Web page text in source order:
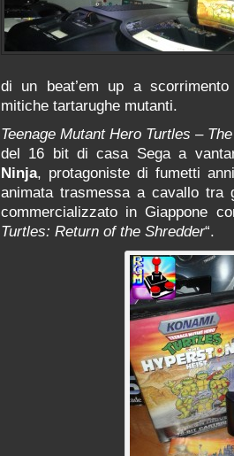
di un beat’em up a
mitiche tartarughe mutanti.
Teenage Mutant Hero Turtles –
del 16 bit di casa Sega a
Ninja, protagoniste di fumetti
animata trasmessa a cavallo tra
commercializzato in Giappone
Turtles: Return of the Shredder“.